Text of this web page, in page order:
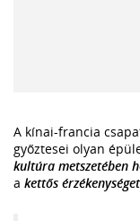
A kínai-francia
győztesei olyan
kultúra metszetében
a kettős